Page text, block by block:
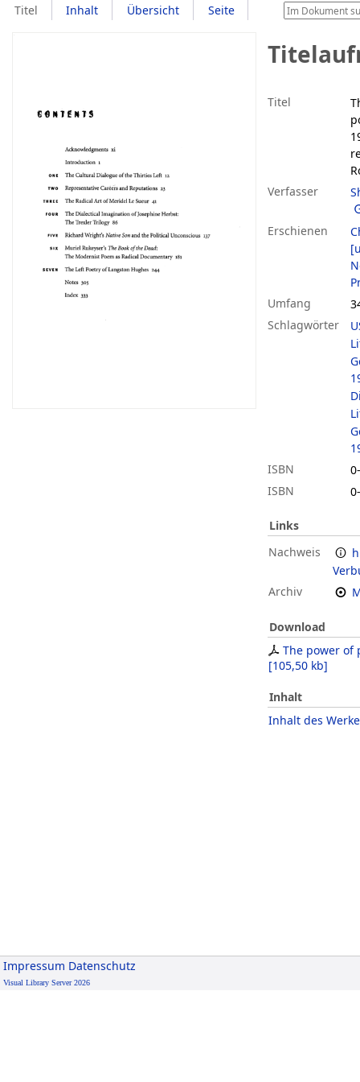
Titel Inhalt Übersicht Seite
Titel
Verfasser
Erschienen
Umfang
Schlagwörter
ISBN
ISBN
Links
Nachweis
Archiv
Download
The power of
[105,50 kb]
Inhalt
Inhalt des
Impressum Datenschutz
Visual Library Server 2026